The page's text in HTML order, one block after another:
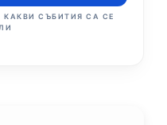
СЪБИТИЯ СА СЕ